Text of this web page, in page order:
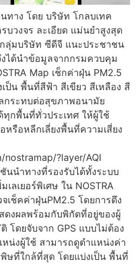
ทาง โดย บริษัท โกลบเทค
บวงจร ละเอียด แม่นยำสูงสุด
ลุ่มบริษัท ซีดีจี แนะประชาชน
งได้นำข้อมูลจากกรมควบคุม
Map เช็กค่าฝุ่น PM2.5
ป็น พื้นที่สีฟ้า สีเขียว สีเหลือง สี
กระทบต่อสุขภาพอนามัย
ทุกพื้นที่ทั่วประเทศ ให้ผู้ใช้
หรือหลีกเลี่ยงพื้นที่ความเสี่ยง
?layer/AQI
นนำทางที่รองรับได้ทั้งระบบ
ลเยอร์พิเศษ ใน NOSTRA
เช็คค่าฝุ่นPM2.5 โดยการดึง
งผลพร้อมกับพิกัดที่อยู่ของผู้
โดยจับจาก GPS แบบไม่ต้อง
น่งผู้ใช้ สามารถดูตำแหน่งค่า
ที่ใกล้ที่สุด โดยแบ่งเป็น พื้นที่